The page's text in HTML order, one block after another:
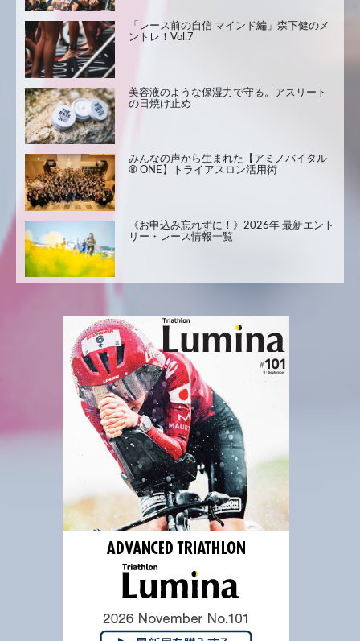
「レース前の自信 マインド編」森下健のメ
ントレ！Vol.7
美容液のような保湿力で守る。アスリート
の日焼け止め
みんなの声から生まれた【アミノバイタル
® ONE】トライアスロン活用術
《お申込み忘れずに！》2026年 最新エント
リー・レース情報一覧